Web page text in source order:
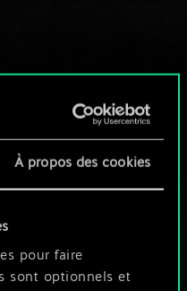
À propos des cookies
pour faire
sont optionnels et